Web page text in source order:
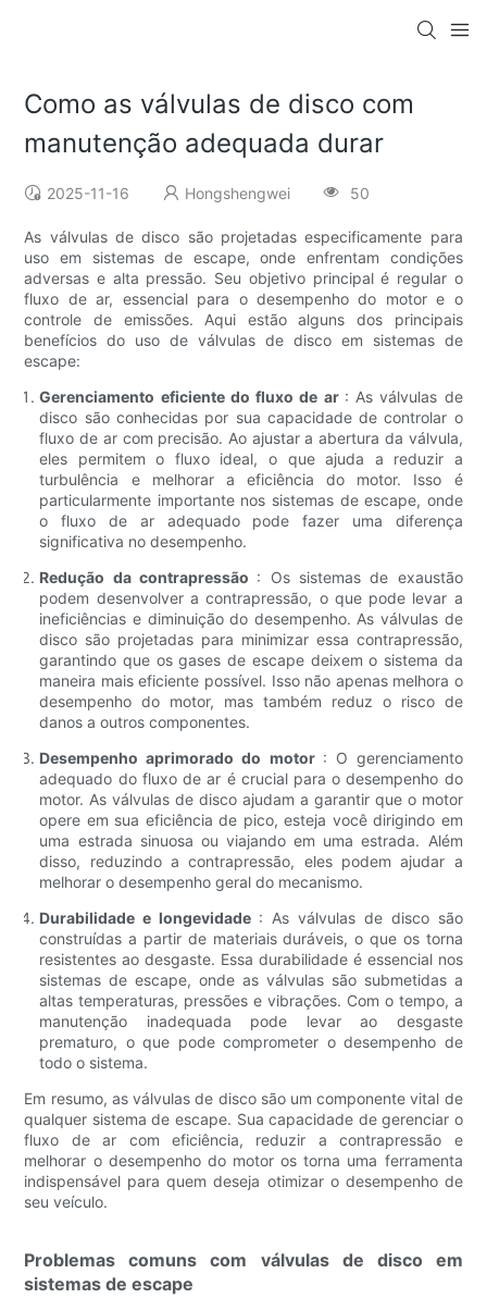
Como as válvulas de disco com
manutenção adequada durar
2025-11-16 Hongshengwei 50
As válvulas de disco são projetadas especificamente para
uso em sistemas de escape, onde enfrentam condições
adversas e alta pressão. Seu objetivo principal é regular o
fluxo de ar, essencial para o desempenho do motor e o
controle de emissões. Aqui estão alguns dos principais
benefícios do uso de válvulas de disco em sistemas de
escape:
Gerenciamento eficiente do fluxo de ar : As válvulas de
disco são conhecidas por sua capacidade de controlar o
fluxo de ar com precisão. Ao ajustar a abertura da válvula,
eles permitem o fluxo ideal, o que ajuda a reduzir a
turbulência e melhorar a eficiência do motor. Isso é
particularmente importante nos sistemas de escape, onde
o fluxo de ar adequado pode fazer uma diferença
significativa no desempenho.
Redução da contrapressão : Os sistemas de exaustão
podem desenvolver a contrapressão, o que pode levar a
ineficiências e diminuição do desempenho. As válvulas de
disco são projetadas para minimizar essa contrapressão,
garantindo que os gases de escape deixem o sistema da
maneira mais eficiente possível. Isso não apenas melhora o
desempenho do motor, mas também reduz o risco de
danos a outros componentes.
Desempenho aprimorado do motor : O gerenciamento
adequado do fluxo de ar é crucial para o desempenho do
motor. As válvulas de disco ajudam a garantir que o motor
opere em sua eficiência de pico, esteja você dirigindo em
uma estrada sinuosa ou viajando em uma estrada. Além
disso, reduzindo a contrapressão, eles podem ajudar a
melhorar o desempenho geral do mecanismo.
Durabilidade e longevidade : As válvulas de disco são
construídas a partir de materiais duráveis, o que os torna
resistentes ao desgaste. Essa durabilidade é essencial nos
sistemas de escape, onde as válvulas são submetidas a
altas temperaturas, pressões e vibrações. Com o tempo, a
manutenção inadequada pode levar ao desgaste
prematuro, o que pode comprometer o desempenho de
todo o sistema.
Em resumo, as válvulas de disco são um componente vital de
qualquer sistema de escape. Sua capacidade de gerenciar o
fluxo de ar com eficiência, reduzir a contrapressão e
melhorar o desempenho do motor os torna uma ferramenta
indispensável para quem deseja otimizar o desempenho de
seu veículo.
Problemas comuns com válvulas de disco em
sistemas de escape